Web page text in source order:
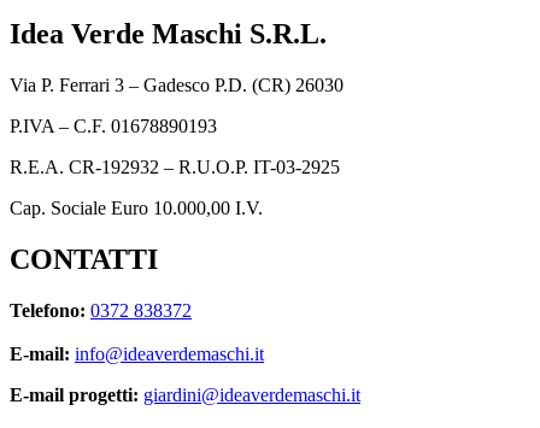
Idea Verde Maschi S.R.L.
Via P. Ferrari 3 – Gadesco P.D. (CR) 26030
P.IVA – C.F. 01678890193
R.E.A. CR-192932 – R.U.O.P. IT-03-2925
Cap. Sociale Euro 10.000,00 I.V.
CONTATTI
Telefono: 0372 838372
E-mail: info@ideaverdemaschi.it
E-mail progetti: giardini@ideaverdemaschi.it